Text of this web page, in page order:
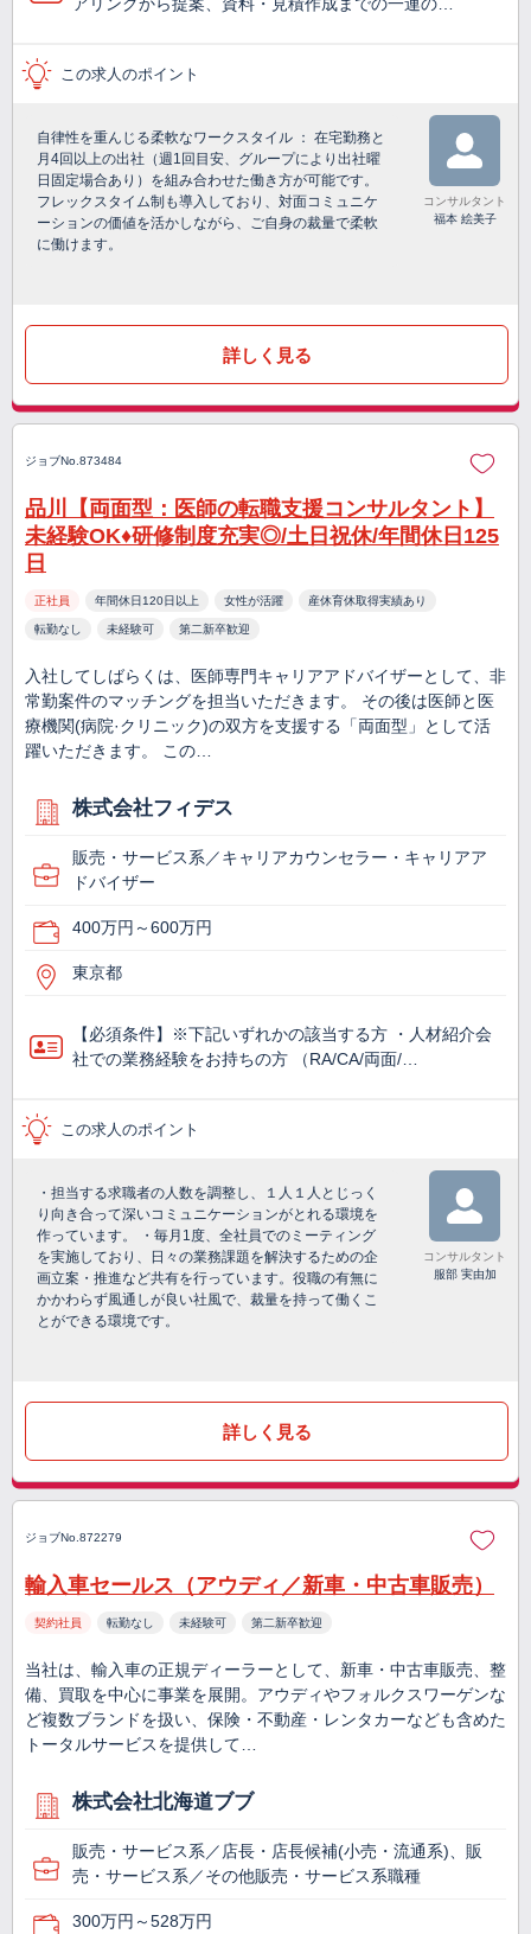
アリングから提案、資料・見積作成までの一連の…
この求人のポイント
自律性を重んじる柔軟なワークスタイル ： 在宅勤務と
月4回以上の出社（週1回目安、グループにより出社曜
日固定場合あり）を組み合わせた働き方が可能です。
フレックスタイム制も導入しており、対面コミュニケ
ーションの価値を活かしながら、ご自身の裁量で柔軟
に働けます。
コンサルタント
福本 絵美子
詳しく見る
ジョブNo.873484
品川【両面型：医師の転職支援コンサルタント】
未経験OK♦研修制度充実◎/土日祝休/年間休日125
日
正社員 年間休日120日以上 女性が活躍 産休育休取得実績あり
転勤なし 未経験可 第二新卒歓迎
入社してしばらくは、医師専門キャリアアドバイザーとして、非
常勤案件のマッチングを担当いただきます。 その後は医師と医
療機関(病院·クリニック)の双方を支援する「両面型」として活
躍いただきます。 この…
株式会社フィデス
販売・サービス系／キャリアカウンセラー・キャリアア
ドバイザー
400万円～600万円
東京都
【必須条件】※下記いずれかの該当する方 ・人材紹介会
社での業務経験をお持ちの方 （RA/CA/両面/…
この求人のポイント
・担当する求職者の人数を調整し、１人１人とじっく
り向き合って深いコミュニケーションがとれる環境を
作っています。 ・毎月1度、全社員でのミーティング
を実施しており、日々の業務課題を解決するための企
画立案・推進など共有を行っています。役職の有無に
かかわらず風通しが良い社風で、裁量を持って働くこ
とができる環境です。
コンサルタント
服部 実由加
詳しく見る
ジョブNo.872279
輸入車セールス（アウディ／新車・中古車販売）
契約社員 転勤なし 未経験可 第二新卒歓迎
当社は、輸入車の正規ディーラーとして、新車・中古車販売、整
備、買取を中心に事業を展開。アウディやフォルクスワーゲンな
ど複数ブランドを扱い、保険・不動産・レンタカーなども含めた
トータルサービスを提供して…
株式会社北海道ブブ
販売・サービス系／店長・店長候補(小売・流通系)、販
売・サービス系／その他販売・サービス系職種
300万円～528万円